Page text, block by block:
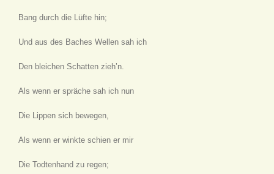
Bang durch die Lüfte hin;
Und aus des Baches Wellen sah ich
Den bleichen Schatten zieh’n.
Als wenn er spräche sah ich nun
Die Lippen sich bewegen,
Als wenn er winkte schien er mir
Die Todtenhand zu regen;